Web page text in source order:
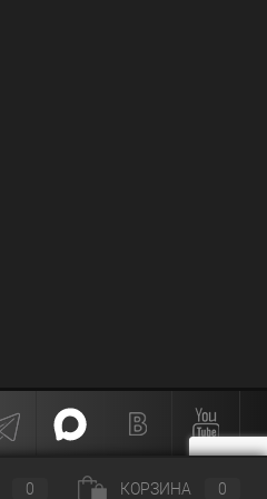
0 КОРЗИНА 0